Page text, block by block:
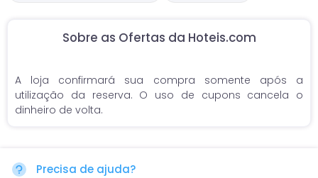
Sobre as Ofertas da Hoteis.com
A loja confirmará sua compra somente após a
utilização da reserva. O uso de cupons cancela o
dinheiro de volta.
Precisa de ajuda?